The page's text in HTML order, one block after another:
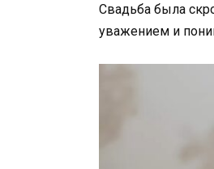
Свадьба была
уважением и